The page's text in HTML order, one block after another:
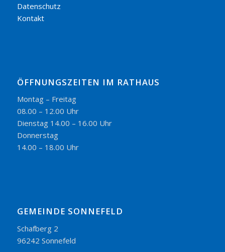
Datenschutz
Kontakt
ÖFFNUNGSZEITEN IM RATHAUS
Montag – Freitag
08.00 – 12.00 Uhr
Dienstag 14.00 – 16.00 Uhr
Donnerstag
14.00 – 18.00 Uhr
GEMEINDE SONNEFELD
Schafberg 2
96242 Sonnefeld